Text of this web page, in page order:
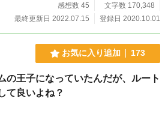
感想数 45
文字数 170,348
最終更新日 2022.07.15
登録日 2020.10.01
お気に入り追加 173
の王子になっていたんだが、ルート
て良いよね？